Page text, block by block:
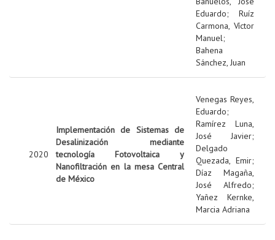
Eduardo; Ruíz
Carmona, Víctor
Manuel;
Bahena
Sánchez, Juan
2020
Implementación de Sistemas de
Desalinización mediante
tecnología Fotovoltaica y
Nanofiltración en la mesa Central
de México
Venegas Reyes,
Eduardo;
Ramírez Luna,
José Javier;
Delgado
Quezada, Emir;
Díaz Magaña,
José Alfredo;
Yañez Kernke,
Marcia Adriana